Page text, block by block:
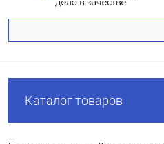
Каталог товаров